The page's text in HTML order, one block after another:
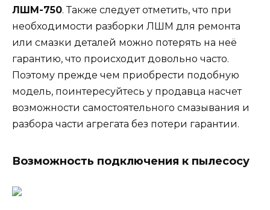
ЛШМ-750. Также следует отметить, что при
необходимости разборки ЛШМ для ремонта
или смазки деталей можно потерять на неё
гарантию, что происходит довольно часто.
Поэтому прежде чем приобрести подобную
модель, поинтересуйтесь у продавца насчет
возможности самостоятельного смазывания и
разбора части агрегата без потери гарантии.
Возможность подключения к пылесосу